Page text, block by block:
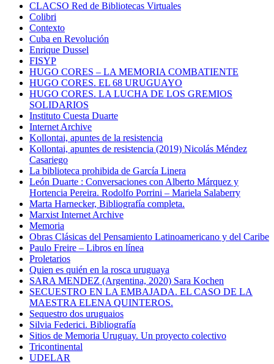
CLACSO Red de Bibliotecas Virtuales
Colibri
Contexto
Cuba en Revolución
Enrique Dussel
FISYP
HUGO CORES – LA MEMORIA COMBATIENTE
HUGO CORES. EL 68 URUGUAYO
HUGO CORES. LA LUCHA DE LOS GREMIOS
SOLIDARIOS
Instituto Cuesta Duarte
Internet Archive
Kollontai, apuntes de la resistencia
Kollontai, apuntes de resistencia (2019) Nicolás Méndez
Casariego
La biblioteca prohibida de García Linera
León Duarte : Conversaciones con Alberto Márquez y
Hortencia Pereira. Rodolfo Porrini – Mariela Salaberry
Marta Harnecker, Bibliografía completa.
Marxist Internet Archive
Memoria
Obras Clásicas del Pensamiento Latinoamericano y del Caribe
Paulo Freire – Libros en línea
Proletarios
Quien es quién en la rosca uruguaya
SARA MENDEZ (Argentina, 2020) Sara Kochen
SECUESTRO EN LA EMBAJADA. EL CASO DE LA
MAESTRA ELENA QUINTEROS.
Sequestro dos uruguaios
Silvia Federici. Bibliografía
Sitios de Memoria Uruguay. Un proyecto colectivo
Tricontinental
UDELAR